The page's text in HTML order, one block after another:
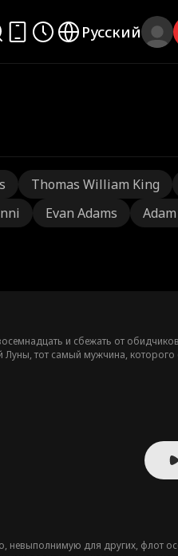
Русский
Thomas William King
Evan Adams
и сбежать от
тот самый мужчина, которого
невыполнимую для других, флот